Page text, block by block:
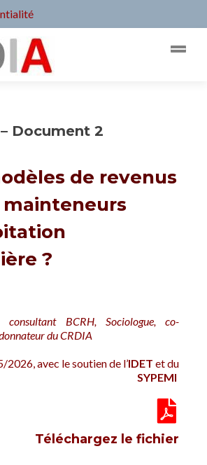
Document 2
de revenus
mainteneurs
?
consultant BCRH, Sociologue, co-
du CRDIA
avec le soutien de l’IDET et du
SYPEMI
Téléchargez le fichier